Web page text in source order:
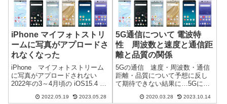
iPhone マイフォトストリ
ームに写真がアプロードさ
れなくなった
iPhone マイフォトストリーム
に写真がアプロードされない
2022年の3～4月頃の iOS15.4 あ
が機能しなくなっていました。
2022.05.19 2023.05.28
5G通信について 電波特
性 周波数と速度と通信距
離と品質の関係
5Gの通信 速度・周波数・通信
距離・品質について予想に反し
て期待できない結果に…5Gに関
ているので、ここでは、電波や
2020.03.28 2023.10.14